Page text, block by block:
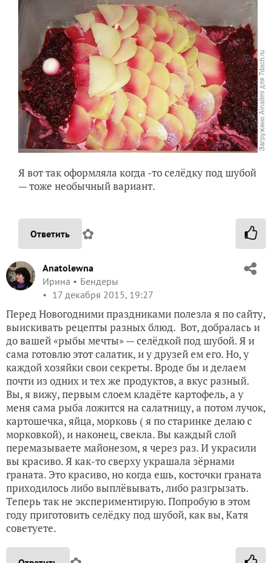
Я вот так оформляла когда -то селёдку под шубой
— тоже необычный вариант.
Ответить ✿
Anatolewna
Ирина
Бендеры
17 декабря 2015, 19:27
Перед Новогодними праздниками полезла я по сайту,
выискивать рецепты разных блюд. Вот, добралась и
до вашей «рыбы мечты» — селёдкой под шубой. Я и
сама готовлю этот салатик, и у друзей ем его. Но, у
каждой хозяйки свои секреты. Вроде бы и делаем
почти из одних и тех же продуктов, а вкус разный.
Вы, я вижу, первым слоем кладёте картофель, а у
меня сама рыба ложится на салатницу, а потом лучок,
картошечка, яйца, морковь ( я по старинке делаю с
морковкой), и наконец, свекла. Вы каждый слой
перемазываете майонезом, я через раз. И украсили
вы красиво. Я как-то сверху украшала зёрнами
граната. Это красиво, но когда ешь, косточки граната
приходилось либо выплёвывать, либо разгрызать.
Теперь так не экспериментирую. Попробую в этом
году приготовить селёдку под шубой, как вы, Катя
советуете.